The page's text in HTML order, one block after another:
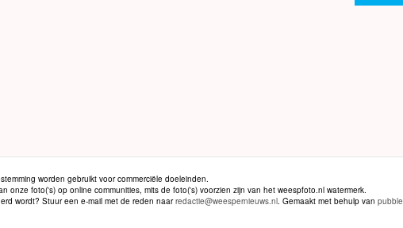
worden gebruikt voor commerciële doeleinden.
onze foto('s) op online communities, mits de foto('s) voorzien zijn van het weespfoto.nl watermerk.
wordt? Stuur een e-mail met de reden naarredactie@weespernieuws.nl. Gemaakt met behulp vanpubble